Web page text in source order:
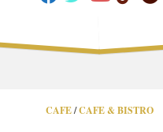
CAFE/CAFE & BISTRO